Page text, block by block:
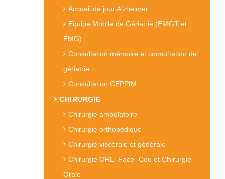
Accueil de jour Alzheimer
Equipe Mobile de Gériatrie (EMGT et
EMG)
Consultation mémoire et consultation de
gériatrie
Consultation CEPPIM
CHIRURGIE
Chirurgie ambulatoire
Chirurgie orthopédique
Chirurgie viscérale et générale
Chirurgie ORL -Face -Cou et Chirurgie
Orale